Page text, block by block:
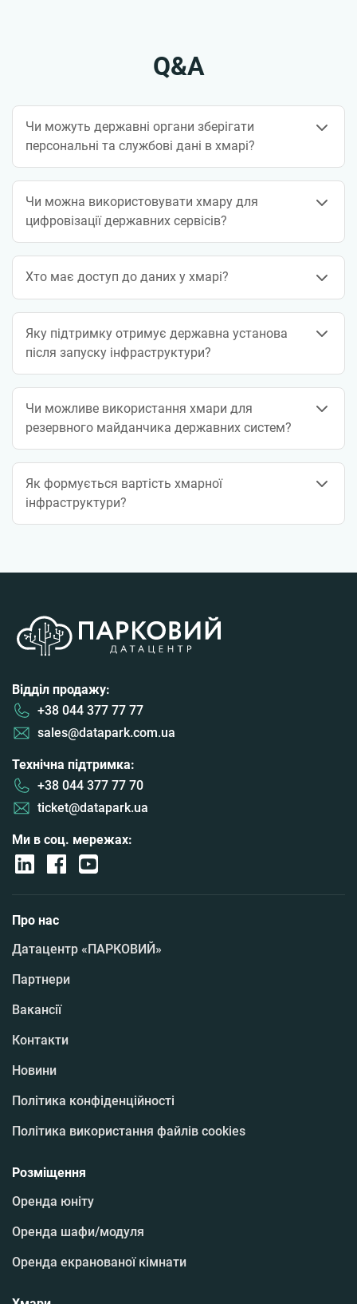
Q&A
Чи можуть державні органи зберігати
персональні та службові дані в хмарі?
Чи можна використовувати хмару для
цифровізації державних сервісів?
Хто має доступ до даних у хмарі?
Яку підтримку отримує державна установа
після запуску інфраструктури?
Чи можливе використання хмари для
резервного майданчика державних систем?
Як формується вартість хмарної
інфраструктури?
Відділ продажу:
+38 044 377 77 77
sales@datapark.com.ua
Технічна підтримка:
+38 044 377 77 70
ticket@datapark.ua
Ми в соц. мережах:
Про нас
Датацентр «ПАРКОВИЙ»
Партнери
Вакансії
Контакти
Новини
Політика конфіденційності
Політика використання файлів cookies
Розміщення
Оренда юніту
Оренда шафи/модуля
Оренда екранованої кімнати